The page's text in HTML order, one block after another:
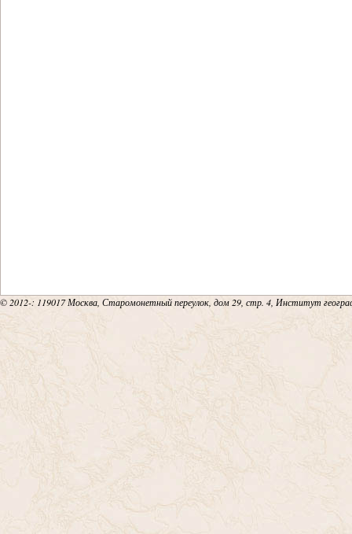
© 2012-: 119017 Москва, Старомонетный переулок, дом 29, стр. 4, Институт